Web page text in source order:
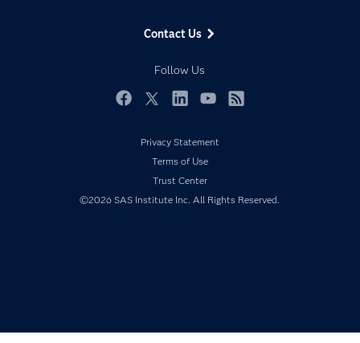
Contact Us
Follow Us
Developers
Events
My SAS
Newsroom
Products
Privacy Statement
Terms of Use
Trust Center
©2026 SAS Institute Inc. All Rights Reserved.